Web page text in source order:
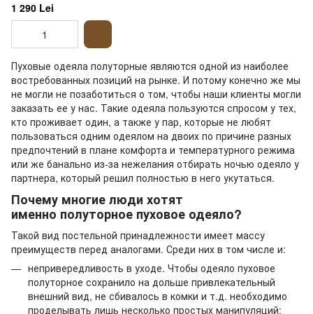
1 290 Lei
Пуховые одеяла полуторные являются одной из наиболее
востребованных позиций на рынке. И потому конечно же мы
не могли не позаботиться о том, чтобы наши клиенты могли
заказать ее у нас. Такие одеяла пользуются спросом у тех,
кто проживает один, а также у пар, которые не любят
пользоваться одним одеялом на двоих по причине разных
предпочтений в плане комфорта и температурного режима
или же банально из-за нежелания отбирать ночью одеяло у
партнера, который решил полностью в него укутаться.
Почему многие люди хотят
именно полуторное пуховое одеяло?
Такой вид постельной принадлежности имеет массу
преимуществ перед аналогами. Среди них в том числе и:
непривередливость в уходе. Чтобы одеяло пуховое
полуторное сохранило на дольше привлекательный
внешний вид, не сбивалось в комки и т.д. необходимо
проделывать лишь несколько простых манипуляций: